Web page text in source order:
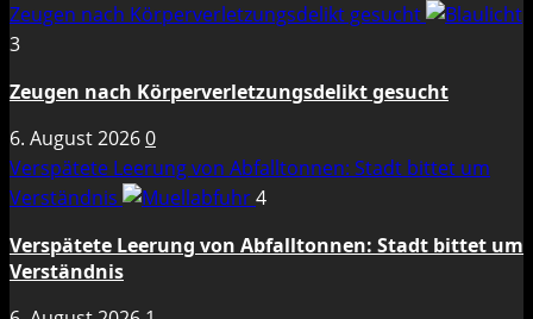
Zeugen nach Körperverletzungsdelikt gesucht
3
Zeugen nach Körperverletzungsdelikt gesucht
6. August 20260
Verspätete Leerung von Abfalltonnen: Stadt bittet um
Verständnis
4
Verspätete Leerung von Abfalltonnen: Stadt bittet um
Verständnis